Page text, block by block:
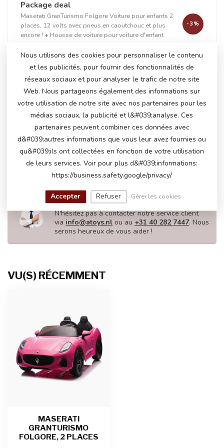
Package deal
Maserati GranTurismo Folgore Voiture pour enfants 2
places, 12 volts avec pneus en caoutchouc et plus
encore ! + Housse de voiture pour voiture d'enfant
(moyenne)
-3%
En stock
€258,95
€251,50
AVEZ-VOUS DES QUESTIONS SUR CE
PRODUIT?
N'hésitez pas à contacter notre service client
via info@atoys.nl ou au +31 40 282 7447. Nous
serons heureux de vous aider !
VU(S) RÉCEMMENT
MASERATI
GRANTURISMO
FOLGORE, 2 PLACES
Nous utilisons des cookies pour personnaliser le contenu
et les publicités, pour fournir des fonctionnalités de
réseaux sociaux et pour analyser le trafic de notre site
Web. Nous partageons également des informations sur
votre utilisation de notre site avec nos partenaires pour les
médias sociaux, la publicité et l&#039;analyse. Ces
partenaires peuvent combiner ces données avec
d&#039;autres informations que vous leur avez fournies ou
qu&#039;ils ont collectées en fonction de votre utilisation
de leurs services. Voir pour plus d&#039;informations:
https://business.safety.google/privacy/
Accepter Refuser Gérer les cookies